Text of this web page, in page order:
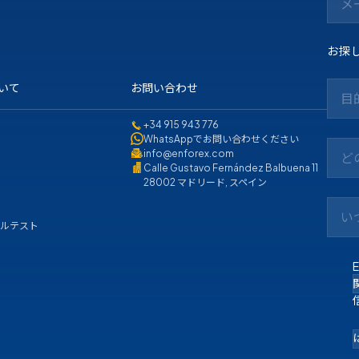
て
テスト
お問い合わせ
+34 915 943 776
WhatsAppでお問い合わせください
info@enforex.com
Calle Gustavo Fernández Balbuena 11
28002 マドリード, スペイン
お探
目
ど
い